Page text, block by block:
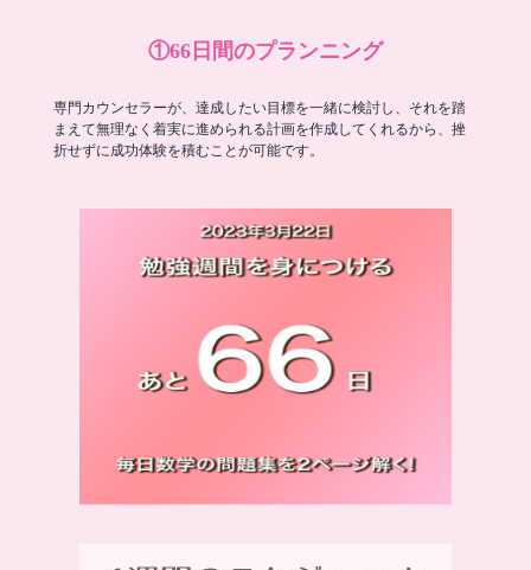
①66日間のプランニング
専門カウンセラーが、達成したい目標を一緒に検討し、それを踏
まえて無理なく着実に進められる計画を作成してくれるから、挫
折せずに成功体験を積むことが可能です。